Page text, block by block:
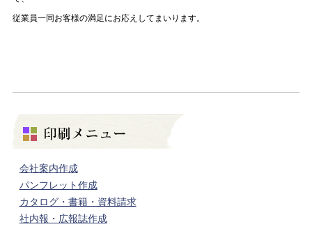
従業員一同お客様の満足にお応えしてまいります。
会社案内作成
パンフレット作成
カタログ・書籍・資料請求
社内報・広報誌作成